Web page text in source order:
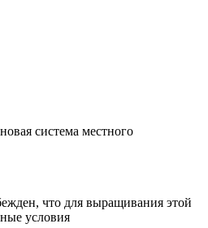
система местного
что для выращивания этой
условия